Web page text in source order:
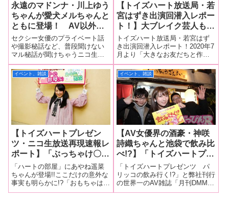
永遠のマドンナ・川上ゆう
ちゃんが愛犬メルちゃんと
ともに登場！ AV以外の
活動で大ニュースを報告！
【トイズハートニコ生再現
レポート！】
セクシー女優のプライベート話
や撮影秘話など、普段聞けない
マル秘話が聞けちゃうニコ生番
組・トイズハートプレゼンツ
「ハートの部屋（仮）」。11月6
日に行われた第44回目のゲスト
はレジェンド女優・川上ゆうち
ゃんが登場！
【トイズハート放送局・若
宮はずき出演回潜入レポー
ト！】大ブレイク芸人も興
味津々！若宮はずきが地上
波ラジオで禁断話を告
白！？ オナホを使用して
いる場面を見たい発言も！
【ミニインタビューあり】
トイズハート放送局・若宮はず
き出演回潜入レポート！2020年7
月より「大きなお友だちと作り
上げるラジオ」としてスタート
した深夜ラジオ番組『トイズハ
ート放送局』。人気お笑い芸人
のみなみかわさんと、美少女ゲ
ーム声優の月森ねねさんがパー
ソナリティ
イベント、雑談
【トイズハートプレゼン
ツ・ニコ生放送再現速報レ
ポート】「ぶっちゃけ〇〇
ンが苦手なんです！」 い
つも笑顔を絶やさない元気
系のあやね遥菜ちゃんが放
った衝撃の一言とは！？
「ハートの部屋」にあやね遥菜
ちゃんが登場!!ここだけの意外な
事実も明らかに!?「おもちゃはト
イズハート」でお馴染み、アダ
イベント、雑談
【AV女優界の酒豪・神咲
詩織ちゃんと池袋で飲み比
べ!?】「トイズハートプレ
ゼンツ パリッコの飲み行
く!?」コラボインタビュ
ー!! 「缶チューハイは新
作に目がなくてとりあえず
「トイズハートプレゼンツ パ
リッコの飲み行く!?」と弊社刊行
の世界一のAV雑誌「月刊DMM」
の夢のコラボ企画！恵比寿マス